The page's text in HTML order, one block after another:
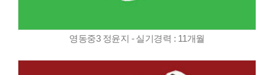
영동중3 정윤지 - 실기경력 : 11개월